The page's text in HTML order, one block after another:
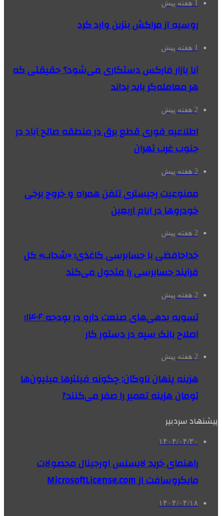
1 هفته پیش
روسیه از مراکش بنزین وارد کرد
1 هفته پیش
آیا بازار فارکس دستکاری می‌شود؟ حقیقتی که
هر معامله‌گر باید بداند
2 هفته پیش
اطلاعیه فوری قطع برق در منطقه صالح آباد در
جنوب غرب تهران
2 هفته پیش
ممنوعیت رجیستری تلفن همراه و خروج برخی
خودروها در ایام اربعین
2 هفته پیش
خداحافظی با حسابرسی کاغذی؛ «شحاب» کل
فرآیند حسابرسی را متحول می‌کند
2 هفته پیش
تسویه بدهی‌های صنعت دارو در بودجه ۱۴۰۶؛
اصلاح بانک سپه در دستور کار
2 هفته پیش
هزینه پنهان ناوگان: چگونه فیلترها میلیون‌ها
تومان هزینه تعمیر را صفر می‌کنند?
پیشنهاد سردبیر
۱۴۰۴/۰۴/۳۰
راهنمای خرید لایسنس اورجینال محصولات
مایکروسافت از MicrosoftLicense.com
۱۴۰۴/۰۴/۱۸